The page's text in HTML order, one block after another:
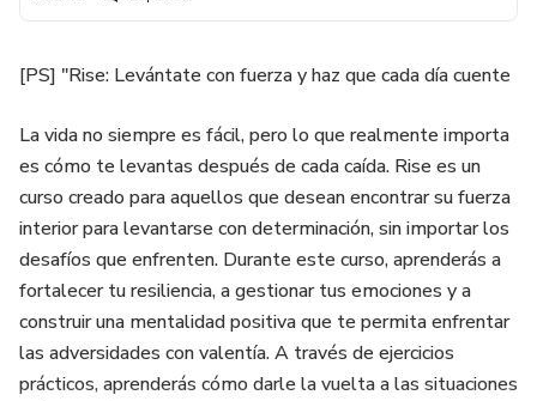
[PS] "Rise: Levántate con fuerza y haz que cada día cuente
La vida no siempre es fácil, pero lo que realmente importa
es cómo te levantas después de cada caída. Rise es un
curso creado para aquellos que desean encontrar su fuerza
interior para levantarse con determinación, sin importar los
desafíos que enfrenten. Durante este curso, aprenderás a
fortalecer tu resiliencia, a gestionar tus emociones y a
construir una mentalidad positiva que te permita enfrentar
las adversidades con valentía. A través de ejercicios
prácticos, aprenderás cómo darle la vuelta a las situaciones